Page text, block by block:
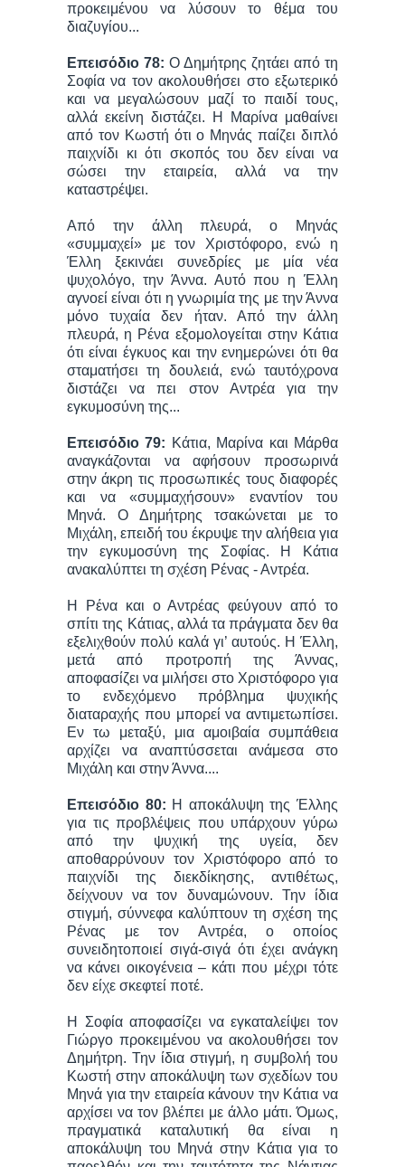
προκειμένου να λύσουν το θέμα του
διαζυγίου...
Επεισόδιο 78: Ο Δημήτρης ζητάει από τη
Σοφία να τον ακολουθήσει στο εξωτερικό
και να μεγαλώσουν μαζί το παιδί τους,
αλλά εκείνη διστάζει. Η Μαρίνα μαθαίνει
από τον Κωστή ότι ο Μηνάς παίζει διπλό
παιχνίδι κι ότι σκοπός του δεν είναι να
σώσει την εταιρεία, αλλά να την
καταστρέψει.
Από την άλλη πλευρά, ο Μηνάς
«συμμαχεί» με τον Χριστόφορο, ενώ η
Έλλη ξεκινάει συνεδρίες με μία νέα
ψυχολόγο, την Άννα. Αυτό που η Έλλη
αγνοεί είναι ότι η γνωριμία της με την Άννα
μόνο τυχαία δεν ήταν. Από την άλλη
πλευρά, η Ρένα εξομολογείται στην Κάτια
ότι είναι έγκυος και την ενημερώνει ότι θα
σταματήσει τη δουλειά, ενώ ταυτόχρονα
διστάζει να πει στον Αντρέα για την
εγκυμοσύνη της...
Επεισόδιο 79: Κάτια, Μαρίνα και Μάρθα
αναγκάζονται να αφήσουν προσωρινά
στην άκρη τις προσωπικές τους διαφορές
και να «συμμαχήσουν» εναντίον του
Μηνά. Ο Δημήτρης τσακώνεται με το
Μιχάλη, επειδή του έκρυψε την αλήθεια για
την εγκυμοσύνη της Σοφίας. Η Κάτια
ανακαλύπτει τη σχέση Ρένας - Αντρέα.
Η Ρένα και ο Αντρέας φεύγουν από το
σπίτι της Κάτιας, αλλά τα πράγματα δεν θα
εξελιχθούν πολύ καλά γι’ αυτούς. Η Έλλη,
μετά από προτροπή της Άννας,
αποφασίζει να μιλήσει στο Χριστόφορο για
το ενδεχόμενο πρόβλημα ψυχικής
διαταραχής που μπορεί να αντιμετωπίσει.
Εν τω μεταξύ, μια αμοιβαία συμπάθεια
αρχίζει να αναπτύσσεται ανάμεσα στο
Μιχάλη και στην Άννα....
Επεισόδιο 80: Η αποκάλυψη της Έλλης
για τις προβλέψεις που υπάρχουν γύρω
από την ψυχική της υγεία, δεν
αποθαρρύνουν τον Χριστόφορο από το
παιχνίδι της διεκδίκησης, αντιθέτως,
δείχνουν να τον δυναμώνουν. Την ίδια
στιγμή, σύννεφα καλύπτουν τη σχέση της
Ρένας με τον Αντρέα, ο οποίος
συνειδητοποιεί σιγά-σιγά ότι έχει ανάγκη
να κάνει οικογένεια – κάτι που μέχρι τότε
δεν είχε σκεφτεί ποτέ.
Η Σοφία αποφασίζει να εγκαταλείψει τον
Γιώργο προκειμένου να ακολουθήσει τον
Δημήτρη. Την ίδια στιγμή, η συμβολή του
Κωστή στην αποκάλυψη των σχεδίων του
Μηνά για την εταιρεία κάνουν την Κάτια να
αρχίσει να τον βλέπει με άλλο μάτι. Όμως,
πραγματικά καταλυτική θα είναι η
αποκάλυψη του Μηνά στην Κάτια για το